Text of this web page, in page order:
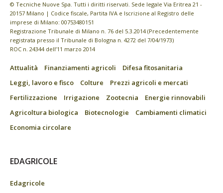
© Tecniche Nuove Spa. Tutti i diritti riservati. Sede legale Via Eritrea 21 -
20157 Milano | Codice fiscale, Partita IVA e Iscrizione al Registro delle
imprese di Milano: 00753480151
Registrazione Tribunale di Milano n. 76 del 5.3.2014 (Precedentemente
registrata presso il Tribunale di Bologna n. 4272 del 7/04/1973)
ROC n. 24344 dell’11 marzo 2014
Attualità Finanziamenti agricoli
Difesa fitosanitaria
Leggi, lavoro e fisco
Colture
Prezzi agricoli e mercati
Fertilizzazione
Irrigazione Zootecnia
Energie rinnovabili
Agricoltura biologica
Biotecnologie
Cambiamenti climatici
Economia circolare
EDAGRICOLE
Edagricole